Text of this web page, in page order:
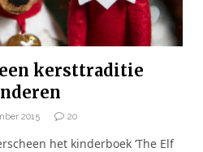
kersttraditie
2015 20
het kinderboek ‘The Elf